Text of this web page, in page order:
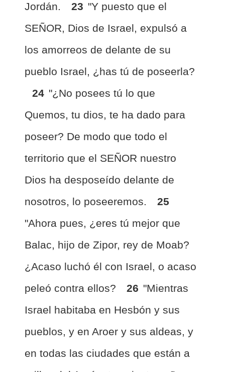
Jordán.
23 "Y puesto que el
SEÑOR, Dios de Israel, expulsó a
los amorreos de delante de su
pueblo Israel, ¿has tú de poseerla?
24 "¿No posees tú lo que
Quemos, tu dios, te ha dado para
poseer? De modo que todo el
territorio que el SEÑOR nuestro
Dios ha desposeído delante de
nosotros, lo poseeremos.
25
"Ahora pues, ¿eres tú mejor que
Balac, hijo de Zipor, rey de Moab?
¿Acaso luchó él con Israel, o acaso
peleó contra ellos?
26 "Mientras
Israel habitaba en Hesbón y sus
pueblos, y en Aroer y sus aldeas, y
en todas las ciudades que están a